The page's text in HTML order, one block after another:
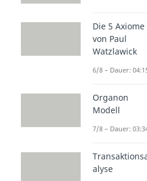
In einer
einem
eineIntimität
tiefen
emotionalen
Partner teilen
sondern auch
des Lebensauf
Die 5 Axiome
von Paul
Watzlawick
6/8 – Dauer:
Organon
Modell
7/8 – Dauer:
alyse